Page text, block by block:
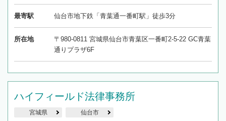
最寄駅 仙台市地下鉄「青葉通一番町駅」徒歩3分
所在地
〒980-0811 宮城県仙台市青葉区一番町2-5-22 GC青葉
通りプラザ6F
ハイフィールド法律事務所
宮城県 仙台市